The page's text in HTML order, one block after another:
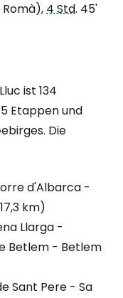
4 Std. 45'
ist 134
Etappen und
Die
d'Albarca -
km)
Llarga -
Betlem - Betlem
Sant Pere - Sa